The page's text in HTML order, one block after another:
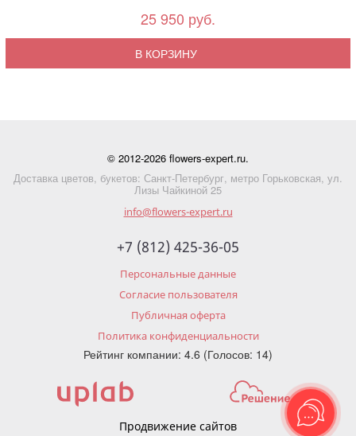
25 950 руб.
В КОРЗИНУ
© 2012-2026 flowers-expert.ru.
Доставка цветов, букетов: Санкт-Петербург, метро Горьковская, ул.
Лизы Чайкиной 25
info@flowers-expert.ru
+7 (812) 425-36-05
Персональные данные
Согласие пользователя
Публичная оферта
Политика конфиденциальности
Рейтинг компании: 4.6 (Голосов: 14)
Продвижение сайтов